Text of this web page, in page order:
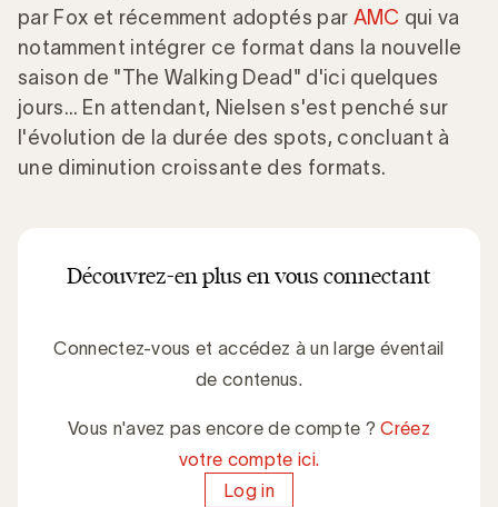
par Fox et récemment adoptés par AMC qui va
notamment intégrer ce format dans la nouvelle
saison de "The Walking Dead" d'ici quelques
jours… En attendant, Nielsen s'est penché sur
l'évolution de la durée des spots, concluant à
une diminution croissante des formats.
Découvrez-en plus en vous connectant
Connectez-vous et accédez à un large éventail
de contenus.
Vous n'avez pas encore de compte ?Créez
votre compte ici.
Log in